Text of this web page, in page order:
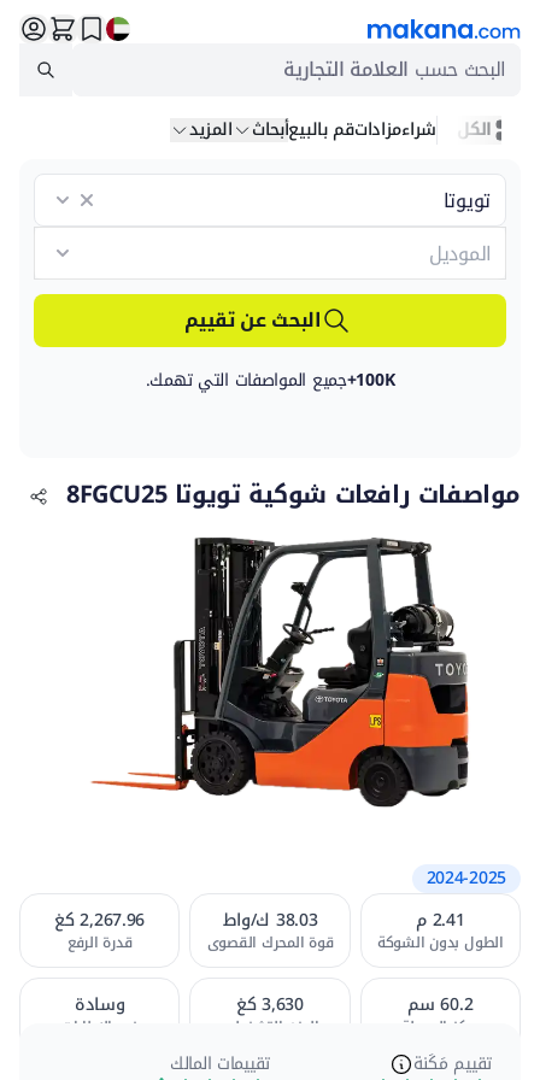
البحث حسب العلامة التجارية
الكل شراءمزاداتقم بالبيعأبحاث المزيد
البحث عن تقييم
100K+ جميع المواصفات التي تهمك.
مواصفات رافعات شوكية تويوتا 8FGCU25
عام
المظهر
الداخلي[2]
المظهر
2024-2025
2.41 م
الطول بدون الشوكة
38.03 ك/واط
قوة المحرك القصوى
2,267.96 كغ
قدرة الرفع
60.2 سم
مركز الحمولة
3,630 كغ
الوزن التشغيلي
وسادة
نوع الاطارات
تقييم مَكَنة تقييمات المالك